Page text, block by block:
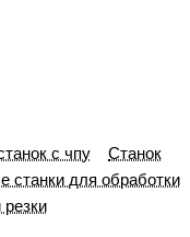
с чпу
Станок
станки для обработки